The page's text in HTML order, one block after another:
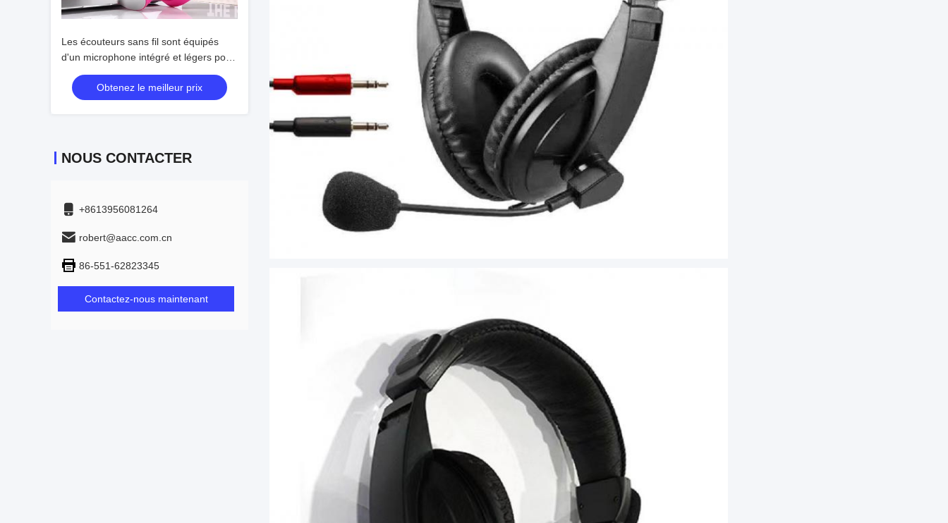
Les écouteurs sans fil sont équipés
d'un microphone intégré et légers pour
vos aventures quotidiennes.
Obtenez le meilleur prix
NOUS CONTACTER
+8613956081264
robert@aacc.com.cn
86-551-62823345
Contactez-nous maintenant